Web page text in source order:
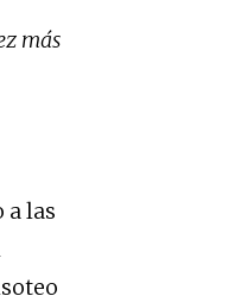
más
a las